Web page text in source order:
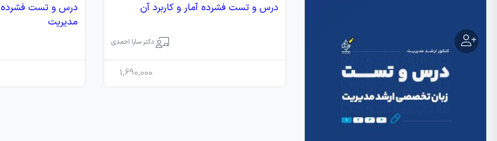
درس و تست فشرده آمار و کاربرد آن
دکتر سارا احمدی
1,690,000
درس و تست فشرده
مدیریت